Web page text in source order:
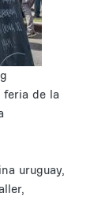
feria de la
uruguay,